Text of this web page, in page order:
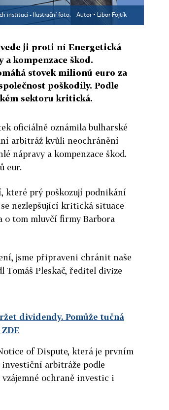
institucí - Ilustrační foto. Autor ▪ Libor Fojtík
ji proti ní Energetická
a kompenzace škod.
stovek milionů euro za
poškodily. Podle
sektoru kritická.
oficiálně oznámila bulharské
arbitráž kvůli neochránění
nápravy a kompenzace škod.
eur.
které prý poškozují podnikání
nezlepšující kritická situace
o tom mluvčí firmy Barbora
jsme připraveni chránit naše
Pleskač, ředitel divize
dividendy. Pomůže tučná
of Dispute, která je prvním
arbitráže podle
ochraně investic i